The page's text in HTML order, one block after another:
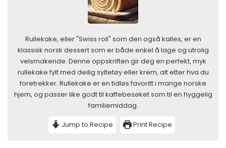
Rullekake, eller "Swiss roll" som den også kalles, er en
klassisk norsk dessert som er både enkel å lage og utrolig
velsmakende. Denne oppskriften gir deg en perfekt, myk
rullekake fylt med deilig syltetøy eller krem, alt etter hva du
foretrekker. Rullekake er en tidløs favoritt i mange norske
hjem, og passer like godt til kaffebesøket som til en hyggelig
familiemiddag.
Jump to Recipe
Print Recipe